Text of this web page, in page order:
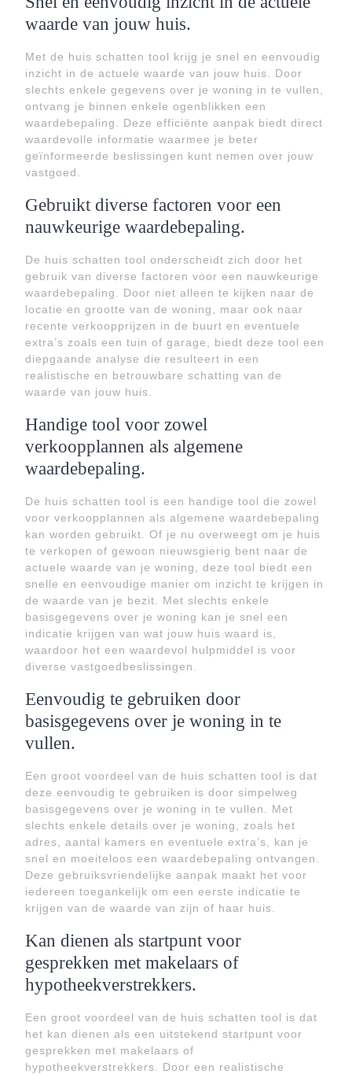
waarde van jouw huis.
Met de huis schatten tool krijg je snel en eenvoudig
inzicht in de actuele waarde van jouw huis. Door
slechts enkele gegevens over je woning in te vullen,
ontvang je binnen enkele ogenblikken een
waardebepaling. Deze efficiënte aanpak biedt direct
waardevolle informatie waarmee je beter
geïnformeerde beslissingen kunt nemen over jouw
vastgoed.
Gebruikt diverse factoren voor een
nauwkeurige waardebepaling.
De huis schatten tool onderscheidt zich door het
gebruik van diverse factoren voor een nauwkeurige
waardebepaling. Door niet alleen te kijken naar de
locatie en grootte van de woning, maar ook naar
recente verkoopprijzen in de buurt en eventuele
extra’s zoals een tuin of garage, biedt deze tool een
diepgaande analyse die resulteert in een
realistische en betrouwbare schatting van de
waarde van jouw huis.
Handige tool voor zowel
verkoopplannen als algemene
waardebepaling.
De huis schatten tool is een handige tool die zowel
voor verkoopplannen als algemene waardebepaling
kan worden gebruikt. Of je nu overweegt om je huis
te verkopen of gewoon nieuwsgierig bent naar de
actuele waarde van je woning, deze tool biedt een
snelle en eenvoudige manier om inzicht te krijgen in
de waarde van je bezit. Met slechts enkele
basisgegevens over je woning kan je snel een
indicatie krijgen van wat jouw huis waard is,
waardoor het een waardevol hulpmiddel is voor
diverse vastgoedbeslissingen.
Eenvoudig te gebruiken door
basisgegevens over je woning in te
vullen.
Een groot voordeel van de huis schatten tool is dat
deze eenvoudig te gebruiken is door simpelweg
basisgegevens over je woning in te vullen. Met
slechts enkele details over je woning, zoals het
adres, aantal kamers en eventuele extra’s, kan je
snel en moeiteloos een waardebepaling ontvangen.
Deze gebruiksvriendelijke aanpak maakt het voor
iedereen toegankelijk om een eerste indicatie te
krijgen van de waarde van zijn of haar huis.
Kan dienen als startpunt voor
gesprekken met makelaars of
hypotheekverstrekkers.
Een groot voordeel van de huis schatten tool is dat
het kan dienen als een uitstekend startpunt voor
gesprekken met makelaars of
hypotheekverstrekkers. Door een realistische